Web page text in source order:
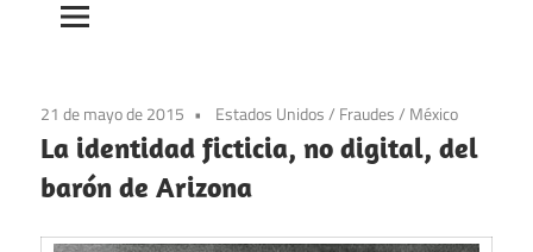
anécdotas
historia
21 de mayo de 2015 Estados Unidos/ Fraudes/ México
La identidad ficticia, no digital, del
barón de Arizona